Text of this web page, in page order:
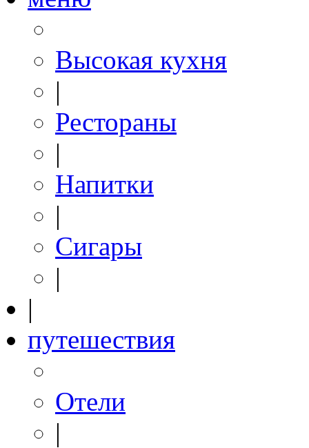
Высокая кухня
|
Рестораны
|
Напитки
|
Сигары
|
|
путешествия
Отели
|